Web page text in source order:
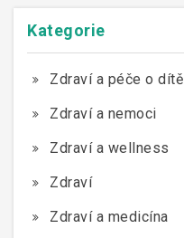
Kategorie
Zdraví a péče o dítě
Zdraví a nemoci
Zdraví a wellness
Zdraví
Zdraví a medicína